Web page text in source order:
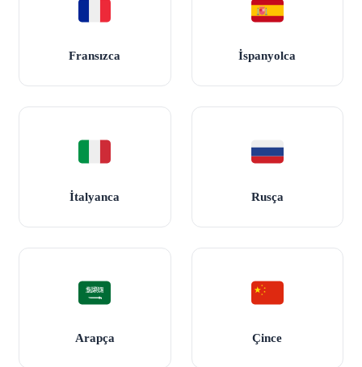
Fransızca İspanyolca
İtalyanca Rusça
Arapça Çince